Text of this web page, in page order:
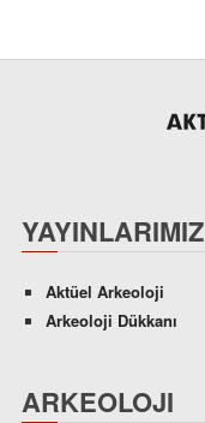
YAYINLARIMIZ
Aktüel Arkeoloji
Arkeoloji Dükkanı
ARKEOLOJI